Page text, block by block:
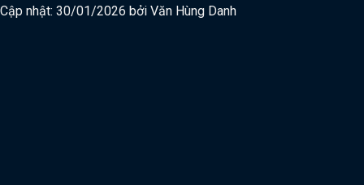
Cập nhật: 30/01/2026 bởi Văn Hùng Danh